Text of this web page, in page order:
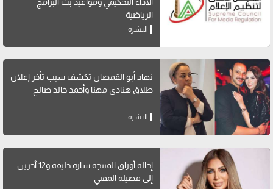
الرياضية
النشرة
نهاد أبو القمصان تكشف سبب تأخر إعلان
طلاق هنادي مهنا وأحمد خالد صالح
النشرة
إحالة أوراق المنتجة سارة خليفة و12 آخرين
إلى فضيلة المفتي